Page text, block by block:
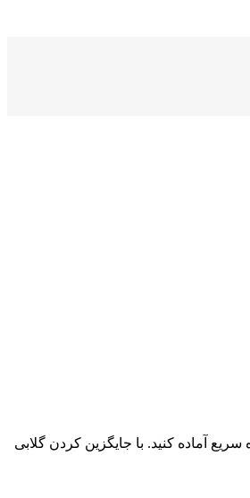
آماده کنید. با جایگزین کردن گلابی